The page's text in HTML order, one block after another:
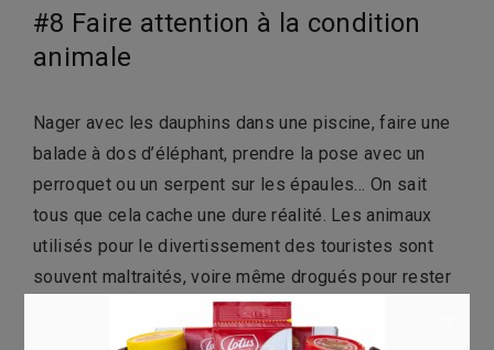
#8 Faire attention à la condition
animale
Nager avec les dauphins dans une piscine, faire une
balade à dos d’éléphant, prendre la pose avec un
perroquet ou un serpent sur les épaules… On sait
tous que cela cache une dure réalité. Les animaux
utilisés pour le divertissement des touristes sont
souvent maltraités, voire même drogués pour rester
sage et inoffensifs. Boycottez ces abus en évitant
toute interaction avec des animaux qui ne se trouvent